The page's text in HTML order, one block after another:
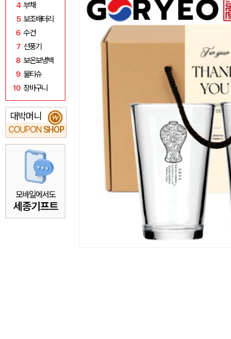
4 부채
5 보조배터리
6 수건
7 선풍기
8 보온보냉백
9 물티슈
10 장바구니
대박머니
COUPON SHOP
₩
모바일에서도
세종기프트